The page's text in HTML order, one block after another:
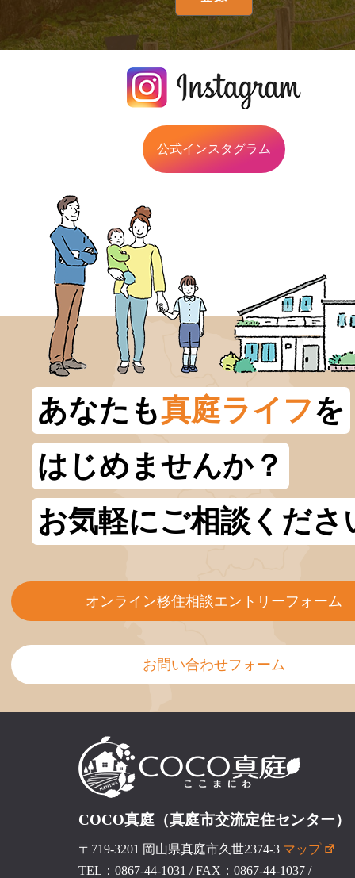
公式インスタグラム
あなたも真庭ライフを
はじめませんか？
お気軽にご相談くださ
オンライン移住相談エントリーフォーム
お問い合わせフォーム
COCO真庭（真庭市交流定住センター）
〒719-3201 岡山県真庭市久世2374-3 マップ
TEL：0867-44-1031 /FAX：0867-44-1037/